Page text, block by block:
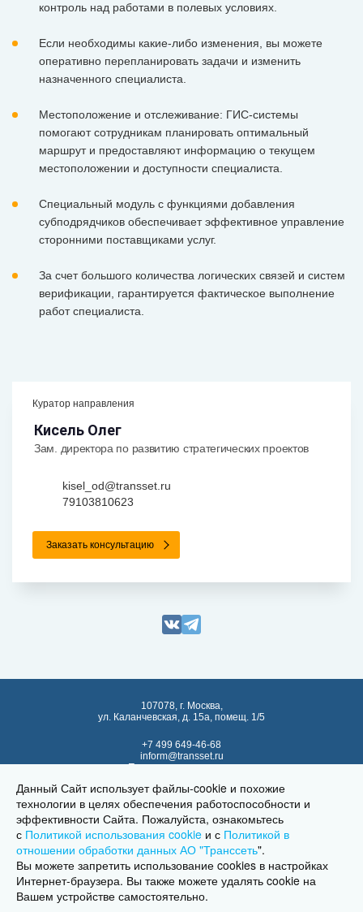
контроль над работами в полевых условиях.
Если необходимы какие-либо изменения, вы можете
оперативно перепланировать задачи и изменить
назначенного специалиста.
Местоположение и отслеживание: ГИС-системы
помогают сотрудникам планировать оптимальный
маршрут и предоставляют информацию о текущем
местоположении и доступности специалиста.
Специальный модуль с функциями добавления
субподрядчиков обеспечивает эффективное управление
сторонними поставщиками услуг.
За счет большого количества логических связей и систем
верификации, гарантируется фактическое выполнение
работ специалиста.
Куратор направления
Кисель Олег
Зам. директора по развитию стратегических проектов
kisel_od@transset.ru
79103810623
Заказать консультацию
107078, г. Москва,
ул. Каланчевская, д. 15а, помещ. 1/5
+7 499 649-46-68
inform@transset.ru
Политика в отношении
Политика использования
cookies и похожих технологий
Техническая поддержка
Данный Сайт использует файлы-cookie и похожие
технологии в целях обеспечения работоспособности и
эффективности Сайта. Пожалуйста, ознакомьтесь
с Политикой использования cookie и с Политикой в
отношении обработки данных АО "Транссеть".
Вы можете запретить использование cookies в настройках
Интернет-браузера. Вы также можете удалять cookie на
Вашем устройстве самостоятельно.